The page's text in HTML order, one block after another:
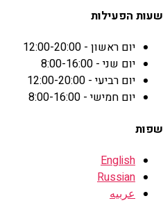
שעות הפעילות
יום ראשון - 12:00-20:00
יום שני - 8:00-16:00
יום רביעי - 12:00-20:00
יום חמישי - 8:00-16:00
שפות
English
Russian
عربيه